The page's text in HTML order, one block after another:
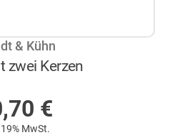
& Kühn
zwei Kerzen
€
MwSt.